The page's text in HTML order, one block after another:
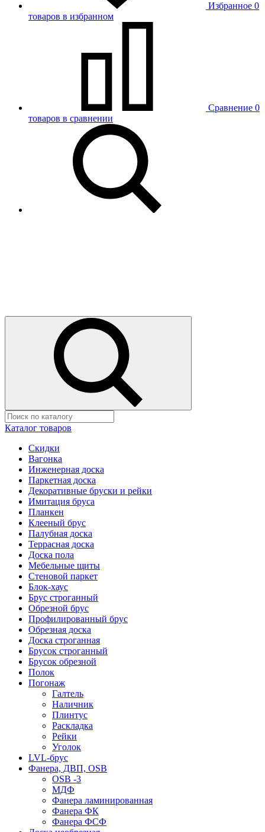
Избранное 0
товаров в избранном
Сравнение 0
товаров в сравнении
Каталог товаров
Скидки
Вагонка
Инженерная доска
Паркетная доска
Декоративные бруски и рейки
Имитация бруса
Планкен
Клееный брус
Палубная доска
Террасная доска
Доска пола
Мебельные щиты
Стеновой паркет
Блок-хаус
Брус строганный
Обрезной брус
Профилированный брус
Обрезная доска
Доска строганная
Брусок строганный
Брусок обрезной
Полок
Погонаж
Галтель
Наличник
Плинтус
Раскладка
Рейки
Уголок
LVL-брус
Фанера, ДВП, OSB
OSB -3
МДФ
Фанера ламинированная
Фанера ФК
Фанера ФСФ